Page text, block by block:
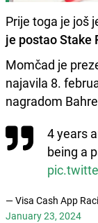
Prije toga je još
je postao Stake
Momčad je
najavila 8.
nagradom
4 years
being a
— Visa Cash App
January 23, 2024